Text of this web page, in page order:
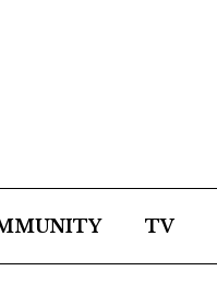
TV